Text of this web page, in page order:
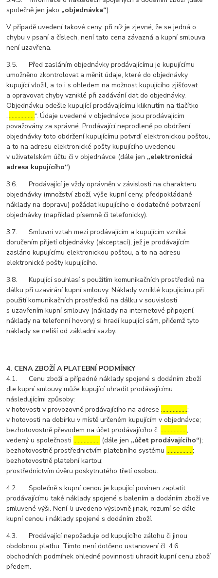
společně jen jako „objednávka“).
V případě uvedení takové ceny, při níž je zjevné, že se jedná o
chybu v psaní a číslech, není tato cena závazná a kupní smlouva
není uzavřena.
3.5. Před zasláním objednávky prodávajícímu je kupujícímu
umožněno zkontrolovat a měnit údaje, které do objednávky
kupující vložil, a to i s ohledem na možnost kupujícího zjišťovat
a opravovat chyby vzniklé při zadávání dat do objednávky.
Objednávku odešle kupující prodávajícímu kliknutím na tlačítko
„………………“. Údaje uvedené v objednávce jsou prodávajícím
považovány za správné. Prodávající neprodleně po obdržení
objednávky toto obdržení kupujícímu potvrdí elektronickou poštou,
a to na adresu elektronické pošty kupujícího uvedenou
v uživatelském účtu či v objednávce (dále jen „elektronická
adresa kupujícího“).
3.6. Prodávající je vždy oprávněn v závislosti na charakteru
objednávky (množství zboží, výše kupní ceny, předpokládané
náklady na dopravu) požádat kupujícího o dodatečné potvrzení
objednávky (například písemně či telefonicky).
3.7. Smluvní vztah mezi prodávajícím a kupujícím vzniká
doručením přijetí objednávky (akceptací), jež je prodávajícím
zasláno kupujícímu elektronickou poštou, a to na adresu
elektronické pošty kupujícího.
3.8. Kupující souhlasí s použitím komunikačních prostředků na
dálku při uzavírání kupní smlouvy. Náklady vzniklé kupujícímu při
použití komunikačních prostředků na dálku v souvislosti
s uzavřením kupní smlouvy (náklady na internetové připojení,
náklady na telefonní hovory) si hradí kupující sám, přičemž tyto
náklady se neliší od základní sazby.
4. CENA ZBOŽÍ A PLATEBNÍ PODMÍNKY
4.1. Cenu zboží a případné náklady spojené s dodáním zboží
dle kupní smlouvy může kupující uhradit prodávajícímu
následujícími způsoby:
v hotovosti v provozovně prodávajícího na adrese………………;
v hotovosti na dobírku v místě určeném kupujícím v objednávce;
bezhotovostně převodem na účet prodávajícího č.………………,
vedený u společnosti……………… (dále jen „účet prodávajícího“);
bezhotovostně prostřednictvím platebního systému………………;
bezhotovostně platební kartou;
prostřednictvím úvěru poskytnutého třetí osobou.
4.2. Společně s kupní cenou je kupující povinen zaplatit
prodávajícímu také náklady spojené s balením a dodáním zboží ve
smluvené výši. Není-li uvedeno výslovně jinak, rozumí se dále
kupní cenou i náklady spojené s dodáním zboží.
4.3. Prodávající nepožaduje od kupujícího zálohu či jinou
obdobnou platbu. Tímto není dotčeno ustanovení čl. 4.6
obchodních podmínek ohledně povinnosti uhradit kupní cenu zboží
předem.